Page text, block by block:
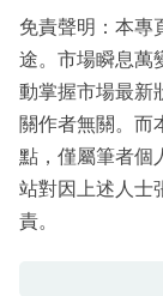
免責聲明：本專
途。市場瞬息萬
動掌握市場最新
關作者無關。而
點，僅屬筆者個
站對因上述人士
責。